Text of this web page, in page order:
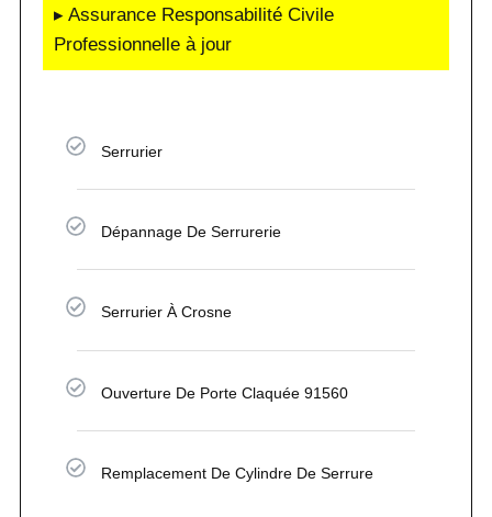
▸ Assurance Responsabilité Civile
Professionnelle à jour
Serrurier
Dépannage De Serrurerie
Serrurier À Crosne
Ouverture De Porte Claquée 91560
Remplacement De Cylindre De Serrure